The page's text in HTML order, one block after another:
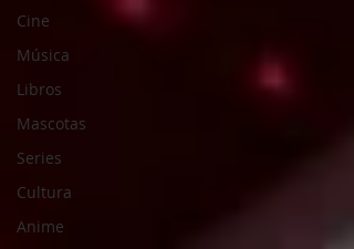
Cine
Música
Libros
Mascotas
Series
Cultura
Anime